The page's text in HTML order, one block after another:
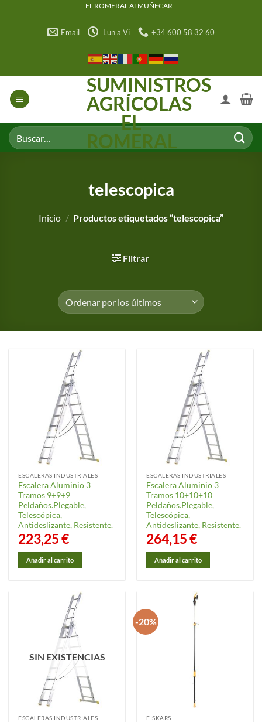
EL ROMERAL ALMUÑECAR
Email Lun a Vi +34 600 58 32 60
SUMINISTROS
AGRÍCOLAS
EL
ROMERAL
Buscar
por:
telescopica
Inicio / Productos etiquetados “telescopica”
Filtrar
ESCALERAS INDUSTRIALES
Escalera Aluminio 3
Tramos 9+9+9
Peldaños.Plegable,
Telescópica,
Antideslizante, Resistente.
223,25€
Añadir al carrito
ESCALERAS INDUSTRIALES
Escalera Aluminio 3
Tramos 10+10+10
Peldaños.Plegable,
Telescópica,
Antideslizante, Resistente.
264,15€
Añadir al carrito
SIN EXISTENCIAS
ESCALERAS INDUSTRIALES
-20%
FISKARS